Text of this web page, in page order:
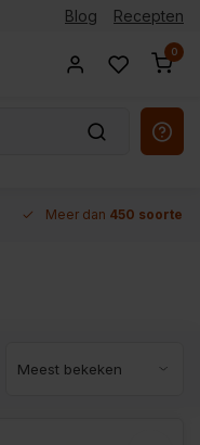
Blog Recepten
0
Meer dan 450 soorten